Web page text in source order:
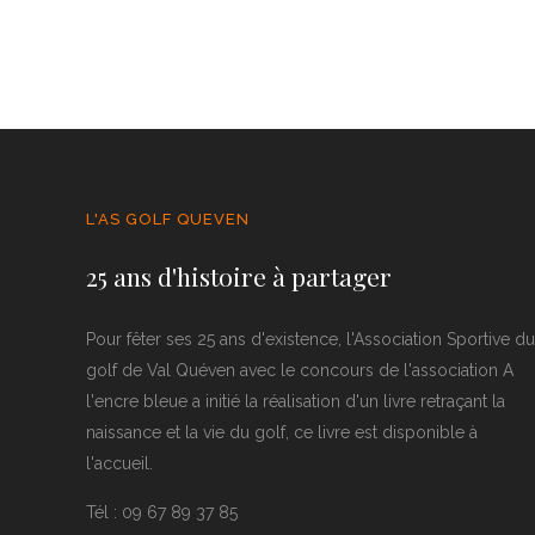
L'AS GOLF QUEVEN
25 ans d'histoire à partager
Pour fêter ses 25 ans d'existence, l'Association Sportive du
golf de Val Quéven avec le concours de l'association A
l'encre bleue a initié la réalisation d'un livre retraçant la
naissance et la vie du golf, ce livre est disponible à
l'accueil.
Tél : 09 67 89 37 85